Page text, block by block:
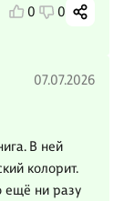
0 0
07.07.2026
В ней
колорит.
ещё ни разу